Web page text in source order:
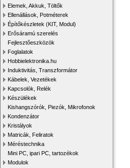
Elemek, Akkuk, Töltők
Ellenállások, Potméterek
Építőkészletek (KIT, Modul)
Erősáramú szerelés
Fejlesztőeszközök
Foglalatok
Hobbielektronika.hu
Induktivitás, Transzformátor
Kábelek, Vezetékek
Kapcsolók, Relék
Készülékek
Kishangszórók, Piezók, Mikrofonok
Kondenzátor
Kristályok
Matricák, Feliratok
Méréstechnika
Mini PC, ipari PC, tartozékok
Modulok